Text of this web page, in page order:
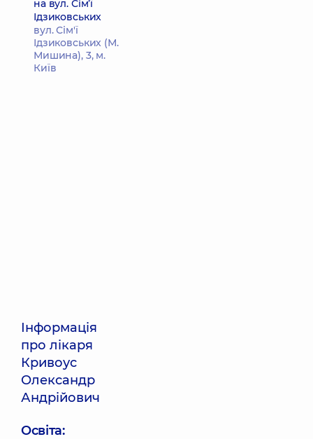
на вул. Сім’ї
Ідзиковських
вул. Сім'ї
Ідзиковських (М.
Мишина), 3, м.
Київ
Інформація
про лікаря
Кривоус
Олександр
Андрійович
Освіта: